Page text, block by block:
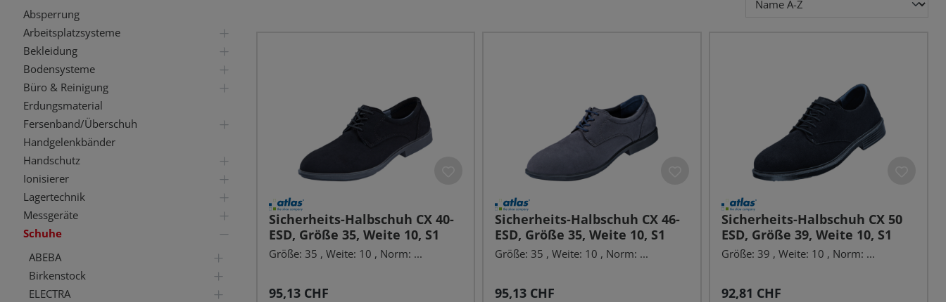
Absperrung
Arbeitsplatzsysteme
Bekleidung
Bodensysteme
Büro & Reinigung
Erdungsmaterial
Fersenband/Überschuh
Handgelenkbänder
Handschutz
Ionisierer
Lagertechnik
Messgeräte
Schuhe
ABEBA
Birkenstock
ELECTRA
Sicherheits-Halbschuh CX 40-
ESD, Größe 35, Weite 10, S1
Größe: 35 , Weite: 10 , Norm: ...
Regulärer Preis:
95,13 CHF
Sicherheits-Halbschuh CX 46-
ESD, Größe 35, Weite 10, S1
Größe: 35 , Weite: 10 , Norm: ...
Regulärer Preis:
95,13 CHF
Sicherheits-Halbschuh CX 50
ESD, Größe 39, Weite 10, S1
Größe: 39 , Weite: 10 , Norm: ...
Regulärer Preis:
92,81 CHF